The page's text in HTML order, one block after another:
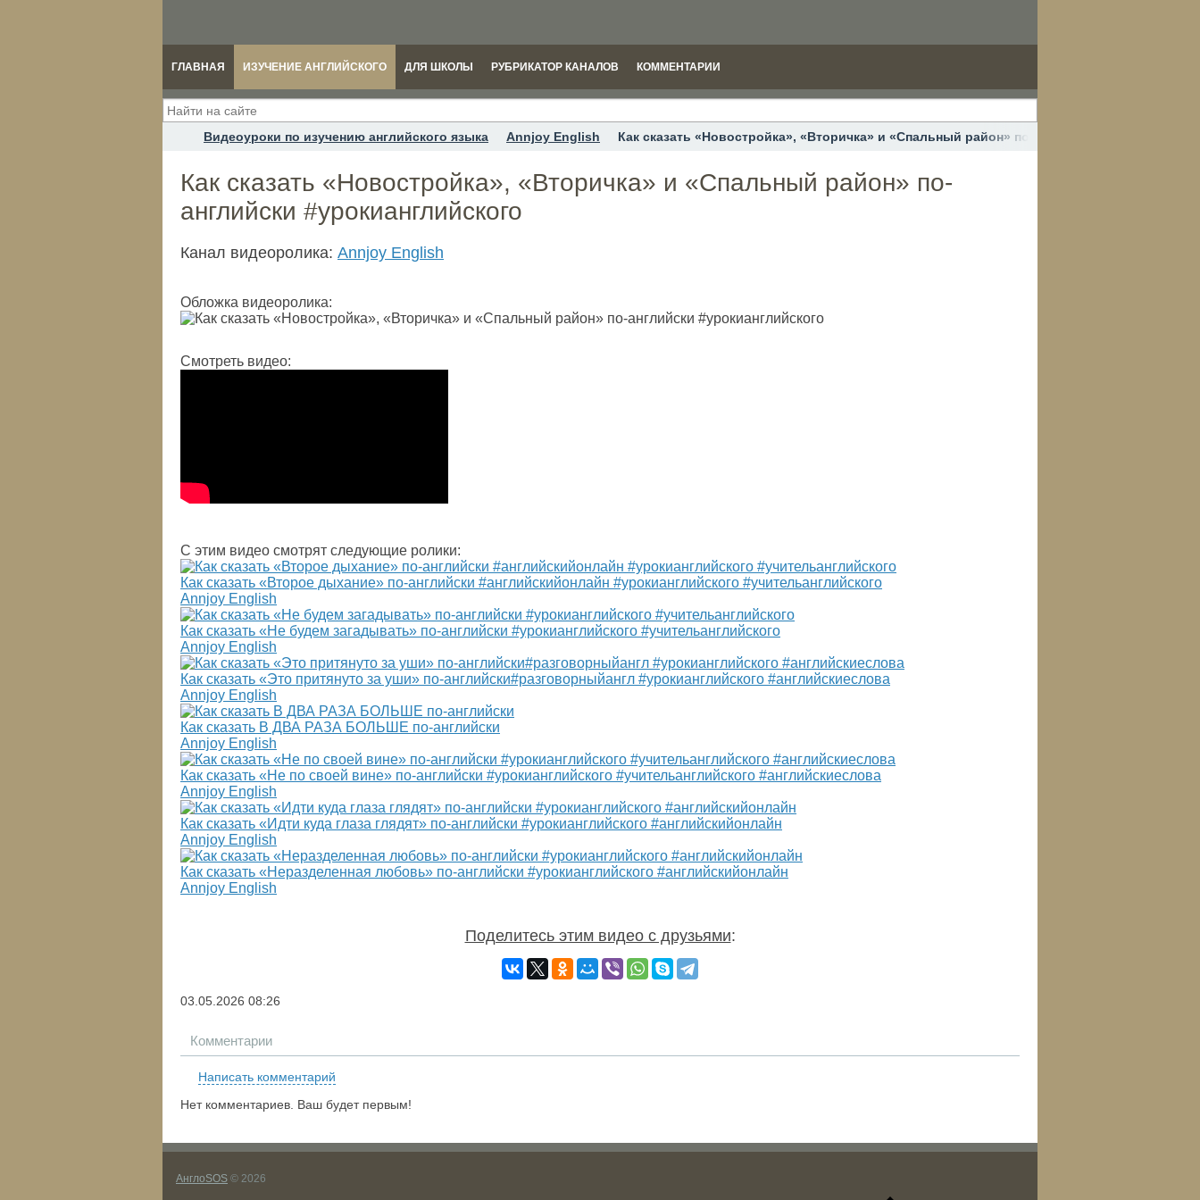
ГЛАВНАЯ ИЗУЧЕНИЕ АНГЛИЙСКОГО ДЛЯ ШКОЛЫ РУБРИКАТОР КАНАЛОВ КОММЕНТАРИИ
Видеоуроки по изучению английского языка Annjoy English Как сказать «Новостройка», «Вторичка» и «Спальный район» по-английски
Как сказать «Новостройка», «Вторичка» и «Спальный район» по-
английски #урокианглийского
Канал видеоролика: Annjoy English
Обложка видеоролика:
Смотреть видео:
С этим видео смотрят следующие ролики:
Как сказать «Второе дыхание» по-английски #английскийонлайн #урокианглийского #учительанглийского
Annjoy English
Как сказать «Не будем загадывать» по-английски #урокианглийского #учительанглийского
Annjoy English
Как сказать «Это притянуто за уши» по-английски#разговорныйангл #урокианглийского #английскиеслова
Annjoy English
Как сказать В ДВА РАЗА БОЛЬШЕ по-английски
Annjoy English
Как сказать «Не по своей вине» по-английски #урокианглийского #учительанглийского #английскиеслова
Annjoy English
Как сказать «Идти куда глаза глядят» по-английски #урокианглийского #английскийонлайн
Annjoy English
Как сказать «Неразделенная любовь» по-английски #урокианглийского #английскийонлайн
Annjoy English
Поделитесь этим видео с друзьями:
03.05.2026 08:26
Комментарии
Написать комментарий
Нет комментариев. Ваш будет первым!
АнглоSOS © 2026